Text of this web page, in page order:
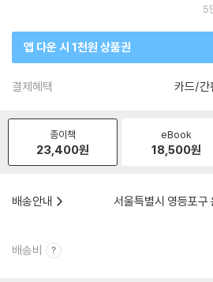
5
앱 다운 시 1천원 상품권
결제혜택 카드/간
종이책
23,400원
eBook
18,500원
배송안내
서울특별시 영등포구
배송비